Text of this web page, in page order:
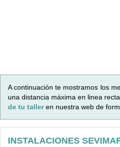
A continuación te mostramos los
una distancia máxima en linea
de tu talleren nuestra web de
INSTALACIONES